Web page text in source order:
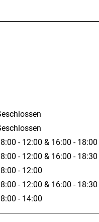
zertifiziert.
- 12:00 & 16:00 - 18:00
- 12:00 & 16:00 - 18:30
- 12:00
- 12:00 & 16:00 - 18:30
- 14:00